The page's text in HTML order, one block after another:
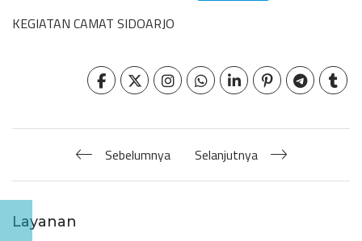
KEGIATAN CAMAT SIDOARJO
Sebelumnya Selanjutnya
Layanan